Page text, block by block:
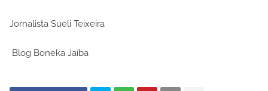
Jornalista Sueli Teixeira
Blog Boneka Jaíba